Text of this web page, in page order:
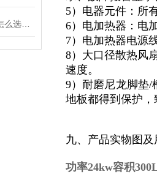
5）电器元件：所
6）电加热器：电
7）电加热器电源
8）大口径散热风
速度。
9）耐磨尼龙脚垫/
地板都得到保护
九、产品实物图
功率24kw容积